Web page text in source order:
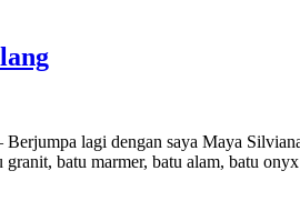
lagi dengan saya Maya
batu marmer, batu alam, batu